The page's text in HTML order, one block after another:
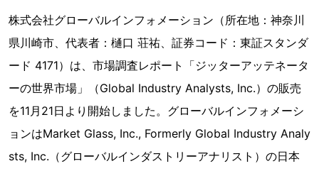
株式会社グローバルインフォメーション（所在地：神奈川
県川崎市、代表者：樋口 荘祐、証券コード：東証スタンダ
ード 4171）は、市場調査レポート「ジッターアッテネータ
ーの世界市場」（Global Industry Analysts, Inc.）の販売
を11月21日より開始しました。グローバルインフォメーシ
ョンはMarket Glass, Inc., Formerly Global Industry Analy
sts, Inc.（グローバルインダストリーアナリスト）の日本